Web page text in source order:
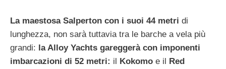
La maestosa Salperton con i suoi 44 metri di
lunghezza, non sarà tuttavia tra le barche a vela più
grandi: la Alloy Yachts gareggerà con imponenti
imbarcazioni di 52 metri: il Kokomo e il Red